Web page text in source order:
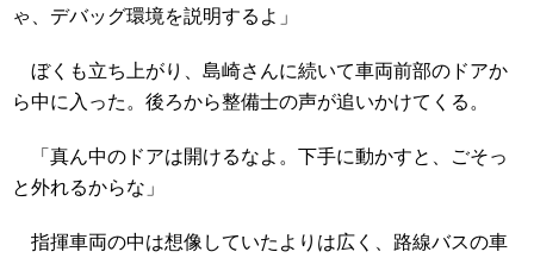
ゃ、デバッグ環境を説明するよ」
ぼくも立ち上がり、島崎さんに続いて車両前部のドアか
ら中に入った。後ろから整備士の声が追いかけてくる。
「真ん中のドアは開けるなよ。下手に動かすと、ごそっ
と外れるからな」
指揮車両の中は想像していたよりは広く、路線バスの車